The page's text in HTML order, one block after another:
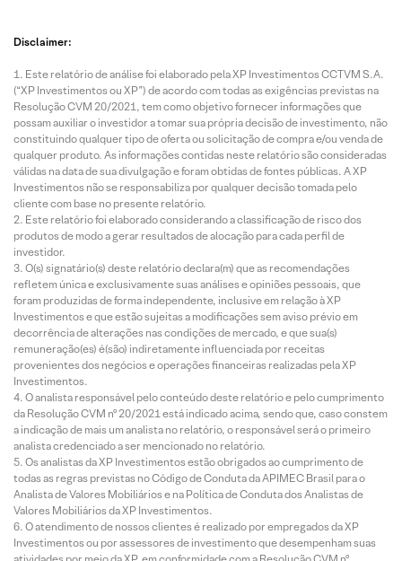
Disclaimer:
Este relatório de análise foi elaborado pela XP Investimentos CCTVM S.A.
(“XP Investimentos ou XP”) de acordo com todas as exigências previstas na
Resolução CVM 20/2021, tem como objetivo fornecer informações que
possam auxiliar o investidor a tomar sua própria decisão de investimento, não
constituindo qualquer tipo de oferta ou solicitação de compra e/ou venda de
qualquer produto. As informações contidas neste relatório são consideradas
válidas na data de sua divulgação e foram obtidas de fontes públicas. A XP
Investimentos não se responsabiliza por qualquer decisão tomada pelo
cliente com base no presente relatório.
Este relatório foi elaborado considerando a classificação de risco dos
produtos de modo a gerar resultados de alocação para cada perfil de
investidor.
O(s) signatário(s) deste relatório declara(m) que as recomendações
refletem única e exclusivamente suas análises e opiniões pessoais, que
foram produzidas de forma independente, inclusive em relação à XP
Investimentos e que estão sujeitas a modificações sem aviso prévio em
decorrência de alterações nas condições de mercado, e que sua(s)
remuneração(es) é(são) indiretamente influenciada por receitas
provenientes dos negócios e operações financeiras realizadas pela XP
Investimentos.
O analista responsável pelo conteúdo deste relatório e pelo cumprimento
da Resolução CVM nº 20/2021 está indicado acima, sendo que, caso constem
a indicação de mais um analista no relatório, o responsável será o primeiro
analista credenciado a ser mencionado no relatório.
Os analistas da XP Investimentos estão obrigados ao cumprimento de
todas as regras previstas no Código de Conduta da APIMEC Brasil para o
Analista de Valores Mobiliários e na Política de Conduta dos Analistas de
Valores Mobiliários da XP Investimentos.
O atendimento de nossos clientes é realizado por empregados da XP
Investimentos ou por assessores de investimento que desempenham suas